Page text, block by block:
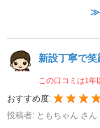
≫
新設丁寧で
この口コミは1年
おすすめ度:
投稿者: ともちゃん さん